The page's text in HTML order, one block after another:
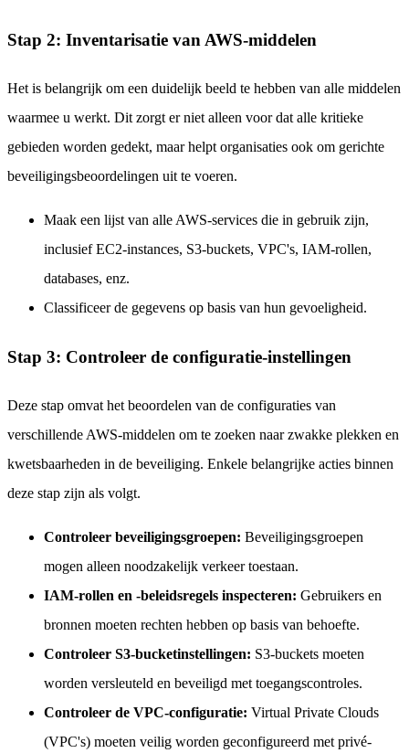
Stap 2: Inventarisatie van AWS-middelen
Het is belangrijk om een duidelijk beeld te hebben van alle middelen
waarmee u werkt. Dit zorgt er niet alleen voor dat alle kritieke
gebieden worden gedekt, maar helpt organisaties ook om gerichte
beveiligingsbeoordelingen uit te voeren.
Maak een lijst van alle AWS-services die in gebruik zijn,
inclusief EC2-instances, S3-buckets, VPC's, IAM-rollen,
databases, enz.
Classificeer de gegevens op basis van hun gevoeligheid.
Stap 3: Controleer de configuratie-instellingen
Deze stap omvat het beoordelen van de configuraties van
verschillende AWS-middelen om te zoeken naar zwakke plekken en
kwetsbaarheden in de beveiliging. Enkele belangrijke acties binnen
deze stap zijn als volgt.
Controleer beveiligingsgroepen: Beveiligingsgroepen
mogen alleen noodzakelijk verkeer toestaan.
IAM-rollen en -beleidsregels inspecteren: Gebruikers en
bronnen moeten rechten hebben op basis van behoefte.
Controleer S3-bucketinstellingen: S3-buckets moeten
worden versleuteld en beveiligd met toegangscontroles.
Controleer de VPC-configuratie: Virtual Private Clouds
(VPC's) moeten veilig worden geconfigureerd met privé-